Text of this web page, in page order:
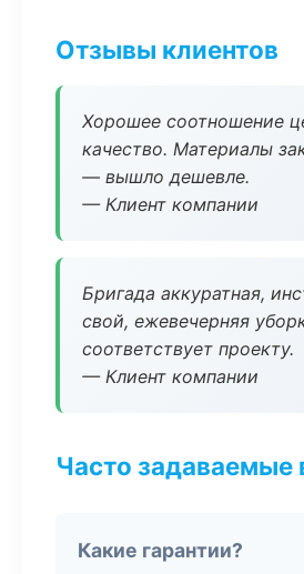
Отзывы клиентов
Хорошее соотношение
качество. Материалы
— вышло дешевле.
— Клиент компании
Бригада аккуратная,
свой, ежевечерняя
соответствует проекту.
— Клиент компании
Часто задаваемые
Какие гарантии?